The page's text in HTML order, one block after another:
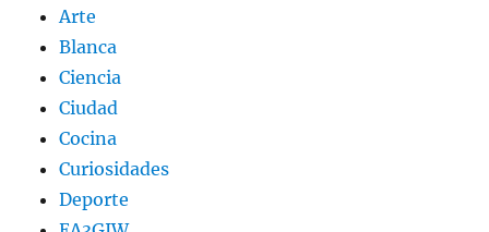
Arte
Blanca
Ciencia
Ciudad
Cocina
Curiosidades
Deporte